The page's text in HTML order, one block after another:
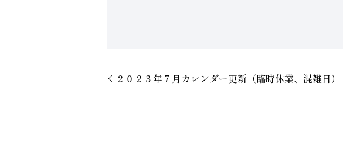
２０２３年７月カレンダー更新（臨時休業、混雑日）